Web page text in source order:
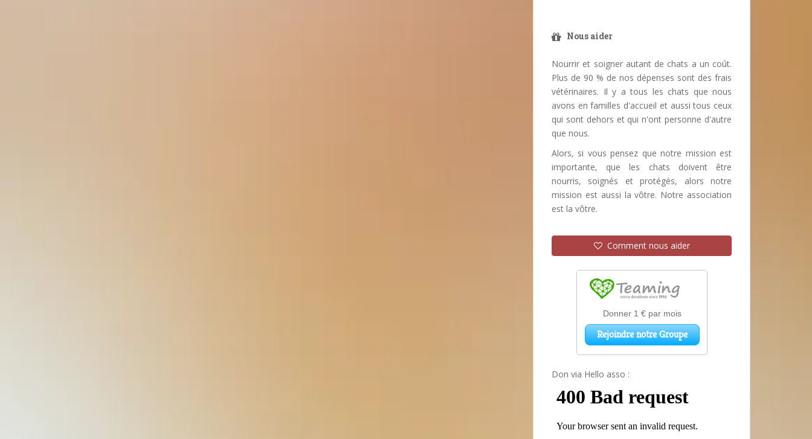
Nous aider
Nourrir et soigner autant de chats a un coût.
Plus de 90 % de nos dépenses sont des frais
vétérinaires. Il y a tous les chats que nous
avons en familles d'accueil et aussi tous ceux
qui sont dehors et qui n'ont personne d'autre
que nous.
Alors, si vous pensez que notre mission est
importante, que les chats doivent être
nourris, soignés et protégés, alors notre
mission est aussi la vôtre. Notre association
est la vôtre.
Comment nous aider
Don via Hello asso :